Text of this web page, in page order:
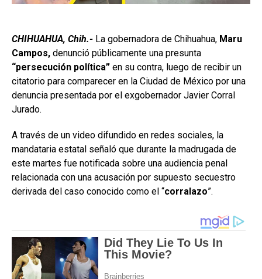
CHIHUAHUA, Chih.- La gobernadora de Chihuahua, Maru
Campos, denunció públicamente una presunta
“persecución política” en su contra, luego de recibir un
citatorio para comparecer en la Ciudad de México por una
denuncia presentada por el exgobernador Javier Corral
Jurado.
A través de un video difundido en redes sociales, la
mandataria estatal señaló que durante la madrugada de
este martes fue notificada sobre una audiencia penal
relacionada con una acusación por supuesto secuestro
derivada del caso conocido como el “corralazo”.